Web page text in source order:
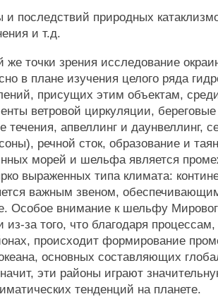
и последствий природных
и т.д.
же точки зрения исследование
в плане изучения целого ряда
присущих этим объектам,
ветровой циркуляции,
течения, апвеллинг и даунвеллинг,
речной сток, образование и
морей и шельфа является
выраженных типа климата:
важным звеном,
Особое внимание к шельфу
из-за того, что благодаря
происходит формирование
основных составляющих
эти районы играют
тенденций на планете.